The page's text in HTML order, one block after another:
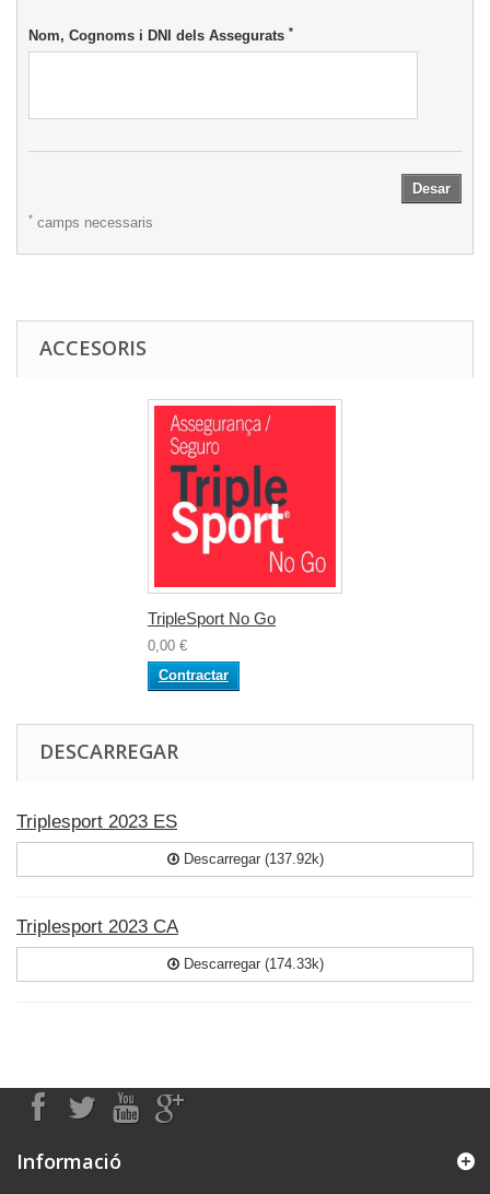
Nom, Cognoms i DNI dels Assegurats *
Desar
* camps necessaris
ACCESORIS
TripleSport No Go
0,00 €
Contractar
DESCARREGAR
Triplesport 2023 ES
Descarregar (137.92k)
Triplesport 2023 CA
Descarregar (174.33k)
Informació